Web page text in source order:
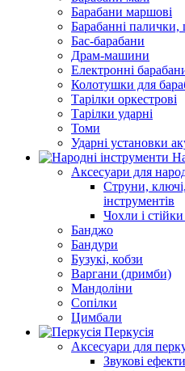
Барабани маршові
Барабанні палички,
Бас-барабани
Драм-машини
Електронні
Колотушки для
Тарілки оркестрові
Тарілки ударні
Томи
Ударні установки
Аксесуари для
Струни,
інструментів
Чохли і
Банджо
Бандури
Бузукі, кобзи
Варгани (дримби)
Мандоліни
Сопілки
Цимбали
Перкусія
Аксесуари для
Звукові